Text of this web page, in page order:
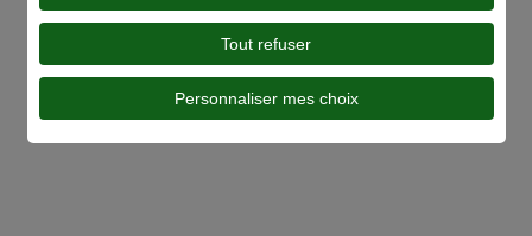
Toutes nos gammes
Tout refuser
Personnaliser mes choix